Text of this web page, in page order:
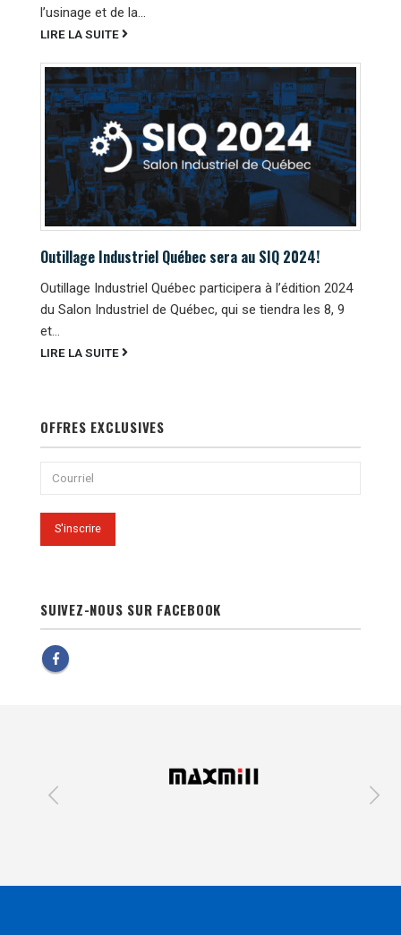
l’usinage et de la...
LIRE LA SUITE
Outillage Industriel Québec sera au SIQ 2024!
Outillage Industriel Québec participera à l’édition 2024
du Salon Industriel de Québec, qui se tiendra les 8, 9
et...
LIRE LA SUITE
OFFRES EXCLUSIVES
SUIVEZ-NOUS SUR FACEBOOK